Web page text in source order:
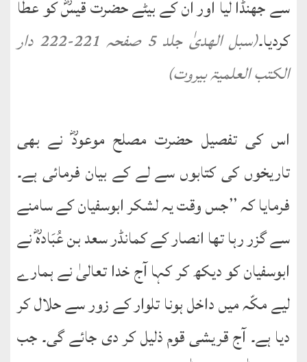
سے جھنڈا لیا اور ان کے بیٹے حضرت قیسؓ کو عطا
کردیا۔
(سبل الھدیٰ جلد 5 صفحہ 221-222 دار
الکتب العلمیۃ بیروت)
اس کی تفصیل حضرت مصلح موعودؓ نے بھی
تاریخوں کی کتابوں سے لے کے بیان فرمائی ہے۔
فرمایا کہ ’’جس وقت یہ لشکر ابوسفیان کے سامنے
سے گزر رہا تھا انصار کے کمانڈر سعد بن عُبَادہؓ نے
ابوسفیان کو دیکھ کر کہا آج خدا تعالیٰ نے ہمارے
لیے مکّہ میں داخل ہونا تلوار کے زور سے حلال کر
دیا ہے۔ آج قریشی قوم ذلیل کر دی جائے گی۔ جب